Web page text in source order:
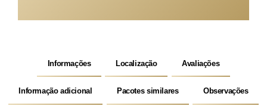
Informações Localização Avaliações
Informação adicional Pacotes similares Observações